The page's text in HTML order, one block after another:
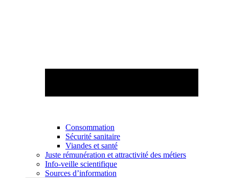
Consommation
Sécurité sanitaire
Viandes et santé
Juste rémunération et attractivité des métiers
Info-veille scientifique
Sources d’information